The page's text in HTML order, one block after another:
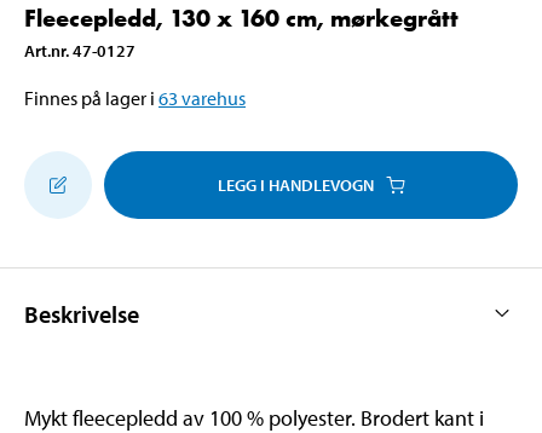
Fleecepledd, 130 x 160 cm, mørkegrått
Art.nr.47-0127
Finnes på lager i 63 varehus
LEGG I HANDLEVOGN
Beskrivelse
Mykt fleecepledd av 100 % polyester. Brodert kant i